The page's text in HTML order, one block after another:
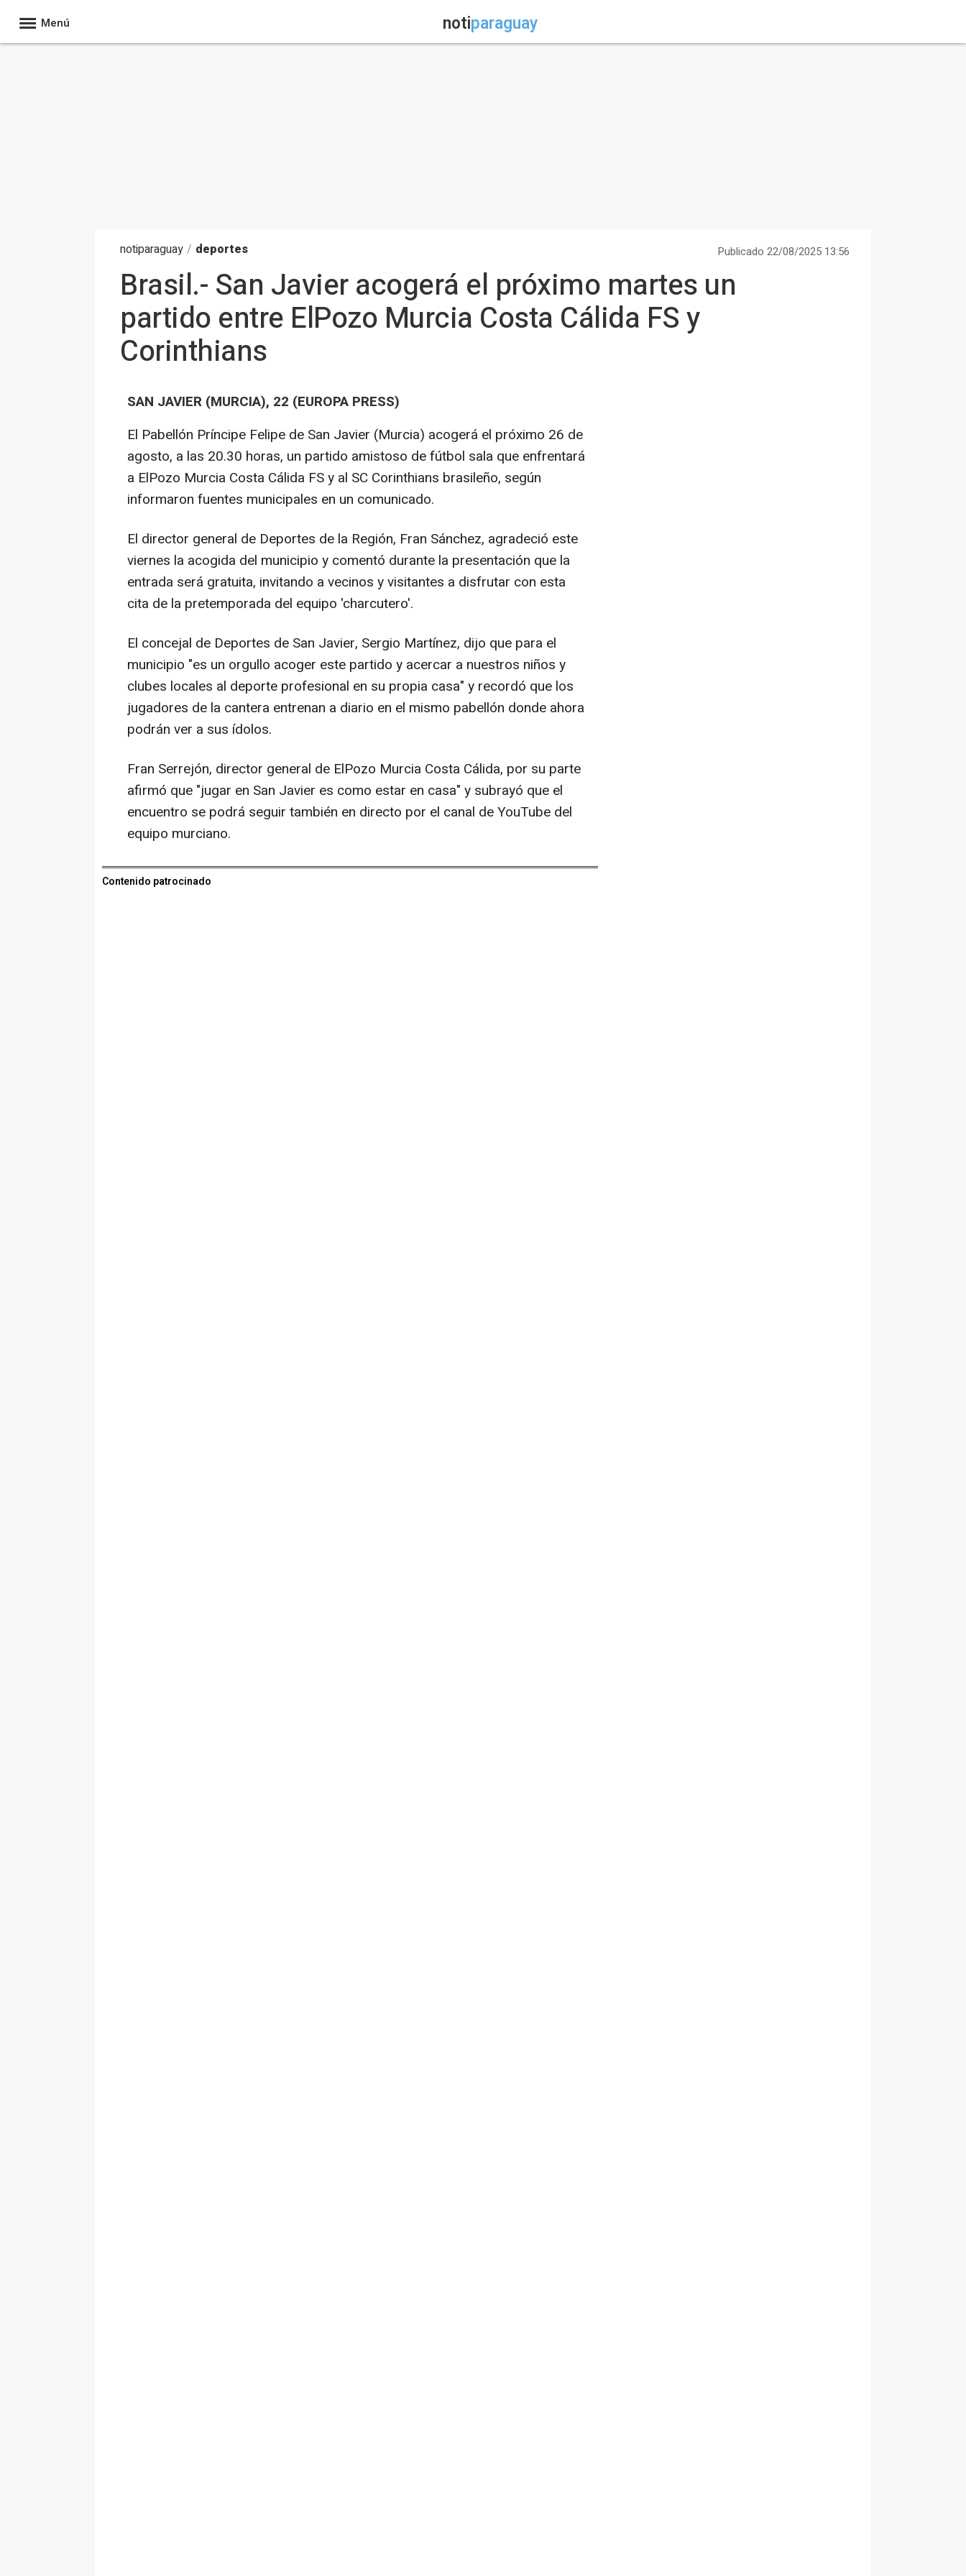
Menú notiparaguay
notiparaguay / deportes Publicado 22/08/2025 13:56
Brasil.- San Javier acogerá el próximo martes un
partido entre ElPozo Murcia Costa Cálida FS y
Corinthians
SAN JAVIER (MURCIA), 22 (EUROPA PRESS)
El Pabellón Príncipe Felipe de San Javier (Murcia) acogerá el próximo 26 de
agosto, a las 20.30 horas, un partido amistoso de fútbol sala que enfrentará
a ElPozo Murcia Costa Cálida FS y al SC Corinthians brasileño, según
informaron fuentes municipales en un comunicado.
El director general de Deportes de la Región, Fran Sánchez, agradeció este
viernes la acogida del municipio y comentó durante la presentación que la
entrada será gratuita, invitando a vecinos y visitantes a disfrutar con esta
cita de la pretemporada del equipo 'charcutero'.
El concejal de Deportes de San Javier, Sergio Martínez, dijo que para el
municipio "es un orgullo acoger este partido y acercar a nuestros niños y
clubes locales al deporte profesional en su propia casa" y recordó que los
jugadores de la cantera entrenan a diario en el mismo pabellón donde ahora
podrán ver a sus ídolos.
Fran Serrejón, director general de ElPozo Murcia Costa Cálida, por su parte
afirmó que "jugar en San Javier es como estar en casa" y subrayó que el
encuentro se podrá seguir también en directo por el canal de YouTube del
equipo murciano.
Contenido patrocinado